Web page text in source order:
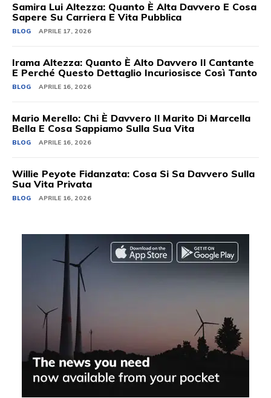
Samira Lui Altezza: Quanto È Alta Davvero E Cosa
Sapere Su Carriera E Vita Pubblica
BLOG APRILE 17, 2026
Irama Altezza: Quanto È Alto Davvero Il Cantante
E Perché Questo Dettaglio Incuriosisce Così Tanto
BLOG APRILE 16, 2026
Mario Merello: Chi È Davvero Il Marito Di Marcella
Bella E Cosa Sappiamo Sulla Sua Vita
BLOG APRILE 16, 2026
Willie Peyote Fidanzata: Cosa Si Sa Davvero Sulla
Sua Vita Privata
BLOG APRILE 16, 2026